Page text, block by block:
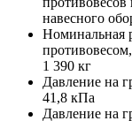
навесного
Номинальная
1 390 кг
Давление на
41,8 кПа
Давление на